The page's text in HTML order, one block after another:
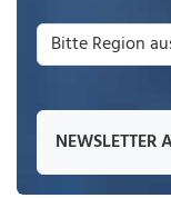
NEWSLETTER